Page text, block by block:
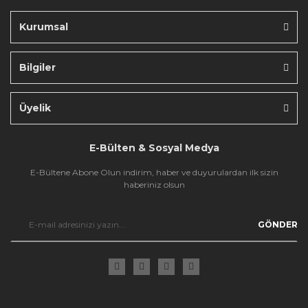
Kurumsal
Bilgiler
Üyelik
E-Bülten & Sosyal Medya
E-Bültene Abone Olun indirim, haber ve duyurulardan ilk sizin
haberiniz olsun
GÖNDER